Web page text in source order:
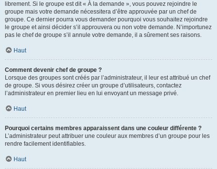
librement. Si le groupe est dit « À la demande », vous pouvez rejoindre le
groupe mais votre demande nécessitera d’être approuvée par un chef de
groupe. Ce dernier pourra vous demander pourquoi vous souhaitez rejoindre
le groupe et ainsi décider s’il approuvera ou non votre demande. N’importunez
pas le chef de groupe s’il annule votre demande, il a sûrement ses raisons.
Haut
Comment devenir chef de groupe ?
Lorsque des groupes sont créés par l’administrateur, il leur est attribué un chef
de groupe. Si vous désirez créer un groupe d’utilisateurs, contactez
l’administrateur en premier lieu en lui envoyant un message privé.
Haut
Pourquoi certains membres apparaissent dans une couleur différente ?
L’administrateur peut attribuer une couleur aux membres d’un groupe pour les
rendre facilement identifiables.
Haut